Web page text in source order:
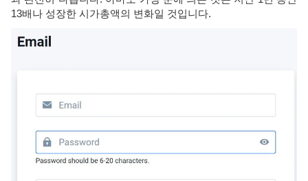
13배나 성장한 시가총액의 변화일 것입니다.